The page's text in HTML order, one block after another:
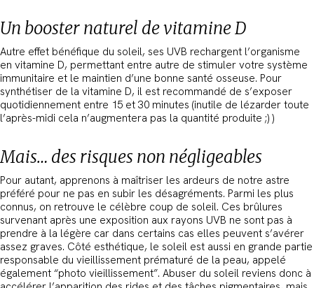
Un booster naturel de vitamine D
Autre effet bénéfique du soleil, ses UVB rechargent l’organisme
en vitamine D, permettant entre autre de stimuler votre système
immunitaire et le maintien d’une bonne santé osseuse. Pour
synthétiser de la vitamine D, il est recommandé de s’exposer
quotidiennement entre 15 et 30 minutes (inutile de lézarder toute
l’après-midi cela n’augmentera pas la quantité produite ;) )
Mais… des risques non négligeables
Pour autant, apprenons à maîtriser les ardeurs de notre astre
préféré pour ne pas en subir les désagréments. Parmi les plus
connus, on retrouve le célèbre coup de soleil. Ces brûlures
survenant après une exposition aux rayons UVB ne sont pas à
prendre à la légère car dans certains cas elles peuvent s’avérer
assez graves. Côté esthétique, le soleil est aussi en grande partie
responsable du vieillissement prématuré de la peau, appelé
également “photo vieillissement”. Abuser du soleil reviens donc à